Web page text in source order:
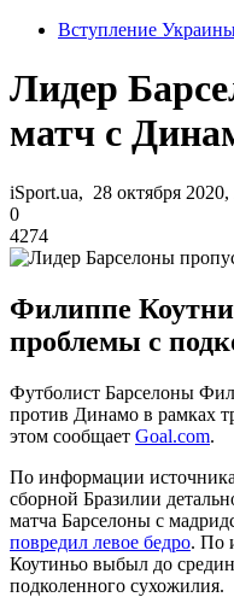
Вступление
Лидер
матч с
iSport.ua, 28 октября 2020,
0
4274
Филиппе
проблемы с
Футболист Барселоны
против Динамо в рамках
этом сообщает Goal.com.
По информации
сборной Бразилии
матча Барселоны с
повредил левое бедро. По
Коутиньо выбыл до
подколенного сухожилия.